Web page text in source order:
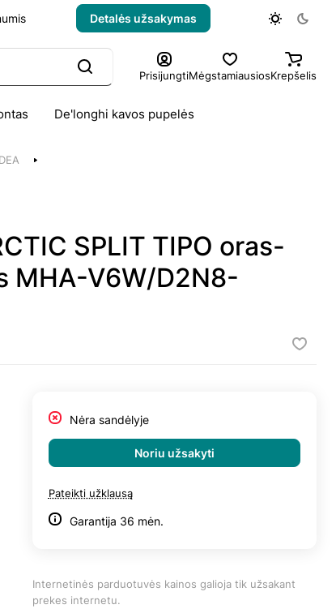
Detalės užsakymas
PrisijungtiMėgstamiausiosKrepšelis
De'longhi kavos pupelės
SPLIT TIPO oras-
MHA-V6W/D2N8-
Nėra sandėlyje
Noriu užsakyti
Pateikti užklausą
Garantija 36 mėn.
Internetinės parduotuvės kainos galioja tik užsakant
prekes internetu.